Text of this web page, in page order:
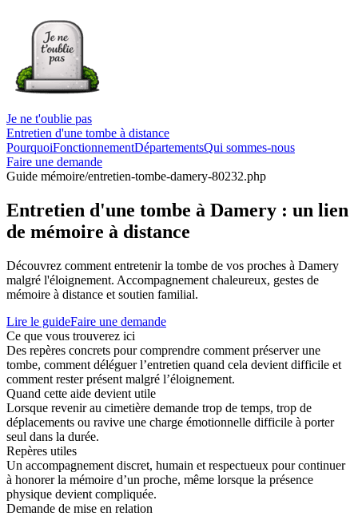
Je ne t'oublie pas
Entretien d'une tombe à distance
PourquoiFonctionnementDépartementsQui sommes-nous
Faire une demande
Guide mémoire/entretien-tombe-damery-80232.php
Entretien d'une tombe à Damery : un lien
de mémoire à distance
Découvrez comment entretenir la tombe de vos proches à Damery
malgré l'éloignement. Accompagnement chaleureux, gestes de
mémoire à distance et soutien familial.
Lire le guideFaire une demande
Ce que vous trouverez ici
Des repères concrets pour comprendre comment préserver une
tombe, comment déléguer l’entretien quand cela devient difficile et
comment rester présent malgré l’éloignement.
Quand cette aide devient utile
Lorsque revenir au cimetière demande trop de temps, trop de
déplacements ou ravive une charge émotionnelle difficile à porter
seul dans la durée.
Repères utiles
Un accompagnement discret, humain et respectueux pour continuer
à honorer la mémoire d’un proche, même lorsque la présence
physique devient compliquée.
Demande de mise en relation